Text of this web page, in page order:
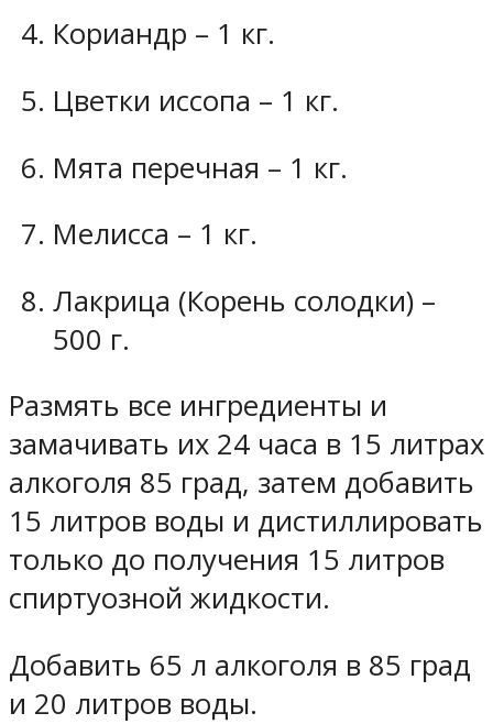
Кориандр – 1 кг.
Цветки иссопа – 1 кг.
Мята перечная – 1 кг.
Мелисса – 1 кг.
Лакрица (Корень солодки) –
500 г.
Размять все ингредиенты и
замачивать их 24 часа в 15 литрах
алкоголя 85 град, затем добавить
15 литров воды и дистиллировать
только до получения 15 литров
спиртуозной жидкости.
Добавить 65 л алкоголя в 85 град
и 20 литров воды.